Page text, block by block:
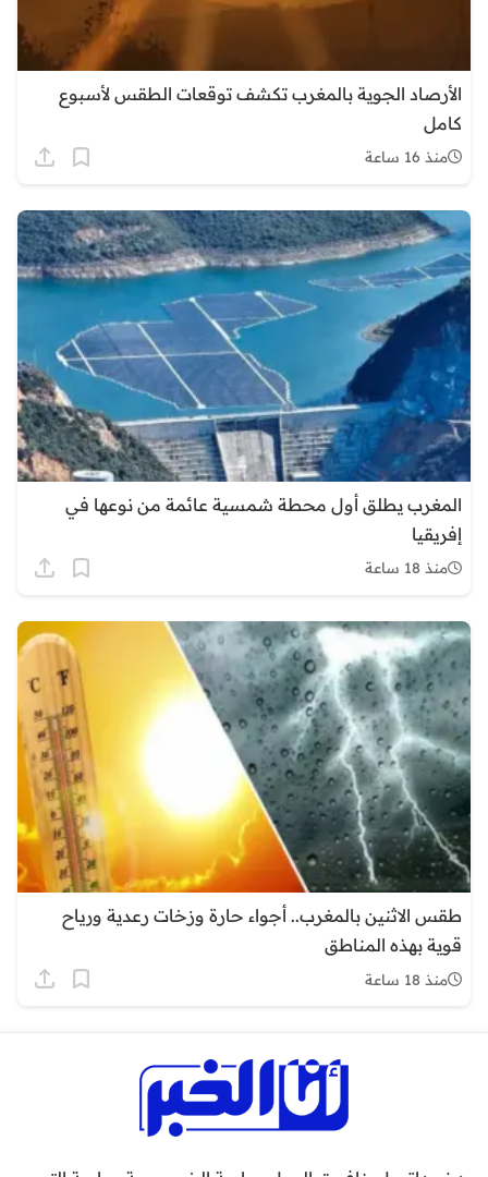
الأرصاد الجوية بالمغرب تكشف توقعات الطقس لأسبوع
كامل
منذ 16 ساعة
المغرب يطلق أول محطة شمسية عائمة من نوعها في
إفريقيا
منذ 18 ساعة
طقس الاثنين بالمغرب.. أجواء حارة وزخات رعدية ورياح
قوية بهذه المناطق
منذ 18 ساعة